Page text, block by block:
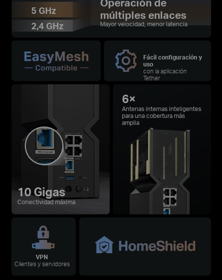
10 Gigas
Conectividad máxima
6×
Antenas internas inteligentes
para una cobertura más
amplia
múltiples enlaces
Mayor velocidad, menor latencia
5 GHz
2,4 GHz
Fácil configuración y
uso
con la aplicación
Tether
VPN
Clientes y servidores